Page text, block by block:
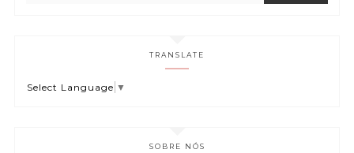
TRANSLATE
Select Language ▼
SOBRE NÓS